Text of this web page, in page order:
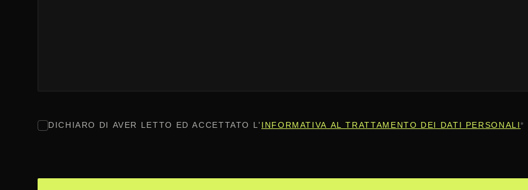
CONSENSO*
DICHIARO DI AVER LETTO ED ACCETTATO L' INFORMATIVA AL TRATTAMENTO DEI DATI PERSONALI*